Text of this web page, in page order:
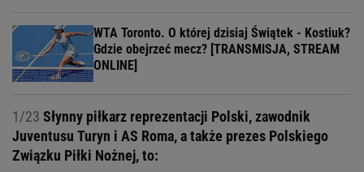
WTA Toronto. O której dzisiaj Świątek - Kostiuk?
Gdzie obejrzeć mecz? [TRANSMISJA, STREAM
ONLINE]
1/23 Słynny piłkarz reprezentacji Polski, zawodnik
Juventusu Turyn i AS Roma, a także prezes Polskiego
Związku Piłki Nożnej, to: